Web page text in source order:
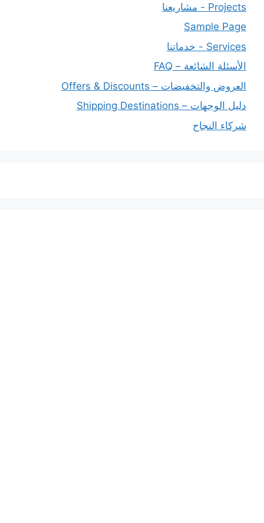
Projects - مشاريعنا
Sample Page
Services - خدماتنا
الأسئلة الشائعة – FAQ
العروض والتخفيضات – Offers & Discounts
دليل الوجهات – Shipping Destinations
شركاء النجاح